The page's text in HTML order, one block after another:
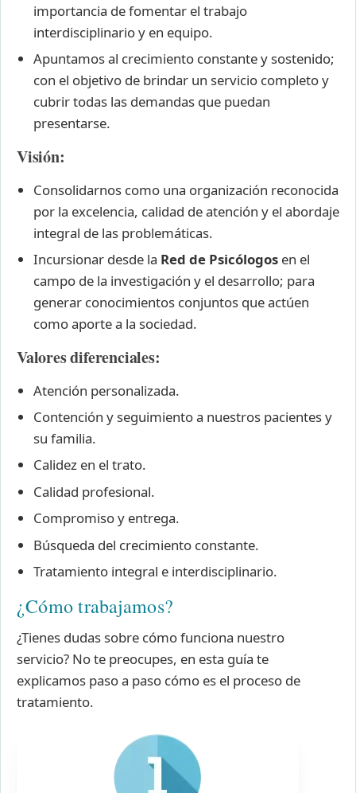
importancia de fomentar el trabajo
interdisciplinario y en equipo.
Apuntamos al crecimiento constante y sostenido;
con el objetivo de brindar un servicio completo y
cubrir todas las demandas que puedan
presentarse.
Visión:
Consolidarnos como una organización reconocida
por la excelencia, calidad de atención y el abordaje
integral de las problemáticas.
Incursionar desde la Red de Psicólogos en el
campo de la investigación y el desarrollo; para
generar conocimientos conjuntos que actúen
como aporte a la sociedad.
Valores diferenciales:
Atención personalizada.
Contención y seguimiento a nuestros pacientes y
su familia.
Calidez en el trato.
Calidad profesional.
Compromiso y entrega.
Búsqueda del crecimiento constante.
Tratamiento integral e interdisciplinario.
¿Cómo trabajamos?
¿Tienes dudas sobre cómo funciona nuestro
servicio? No te preocupes, en esta guía te
explicamos paso a paso cómo es el proceso de
tratamiento.